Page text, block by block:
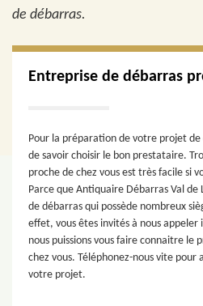
de débarras.
Entreprise de débarras
Pour la préparation de votre projet
de savoir choisir le bon prestataire.
proche de chez vous est très facile si
Parce que Antiquaire Débarras Val
de débarras qui possède nombreux
effet, vous êtes invités à nous
nous puissions vous faire connaitre le
chez vous. Téléphonez-nous vite
votre projet.